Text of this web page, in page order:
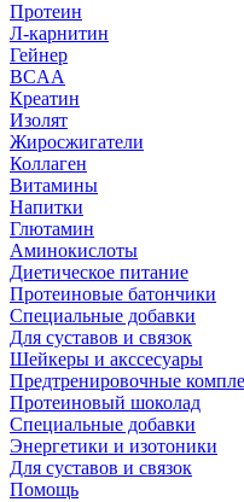
Протеин
Л-карнитин
Гейнер
BCAA
Креатин
Изолят
Жиросжигатели
Коллаген
Витамины
Напитки
Глютамин
Аминокислоты
Диетическое питание
Протеиновые батончики
Специальные добавки
Для суставов и связок
Шейкеры и акссесуары
Предтренировочные
Протеиновый шоколад
Специальные добавки
Энергетики и изотоники
Для суставов и связок
Помощь